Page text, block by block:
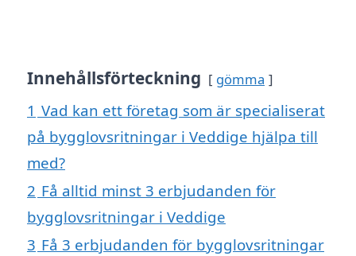
Innehållsförteckning gömma
1 Vad kan ett företag som är specialiserat
på bygglovsritningar i Veddige hjälpa till
med?
2 Få alltid minst 3 erbjudanden för
bygglovsritningar i Veddige
3 Få 3 erbjudanden för bygglovsritningar